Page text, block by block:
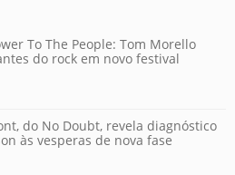
To The People: Tom Morello
do rock em novo festival
do No Doubt, revela diagnóstico
às vesperas de nova fase